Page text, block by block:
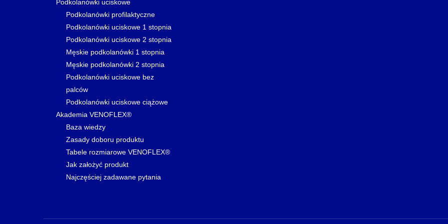
Podkolanówki uciskowe
Podkolanówki profilaktyczne
Podkolanówki uciskowe 1 stopnia
Podkolanówki uciskowe 2 stopnia
Męskie podkolanówki 1 stopnia
Męskie podkolanówki 2 stopnia
Podkolanówki uciskowe bez
palców
Podkolanówki uciskowe ciążowe
Akademia VENOFLEX®
Baza wiedzy
Zasady doboru produktu
Tabele rozmiarowe VENOFLEX®
Jak założyć produkt
Najczęściej zadawane pytania